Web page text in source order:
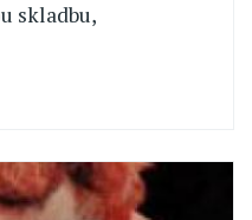
skladbu,